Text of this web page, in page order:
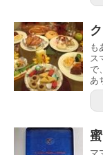
も
ス
で
あ
マ